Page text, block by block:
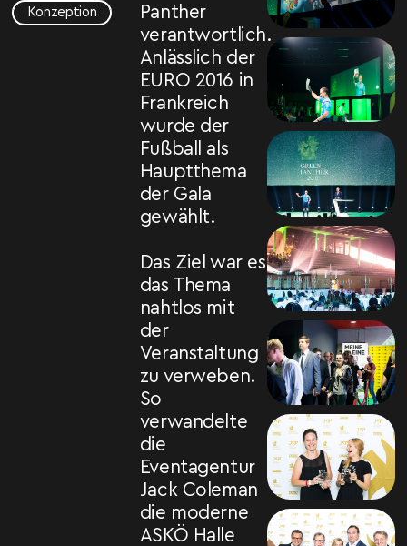
Konzeption
Panther
verantwortlich.
Anlässlich der
EURO 2016 in
Frankreich
wurde der
Fußball als
Hauptthema
der Gala
gewählt.
Das Ziel war es
das Thema
nahtlos mit
der
Veranstaltung
zu verweben.
So
verwandelte
die
Eventagentur
Jack Coleman
die moderne
ASKÖ Halle